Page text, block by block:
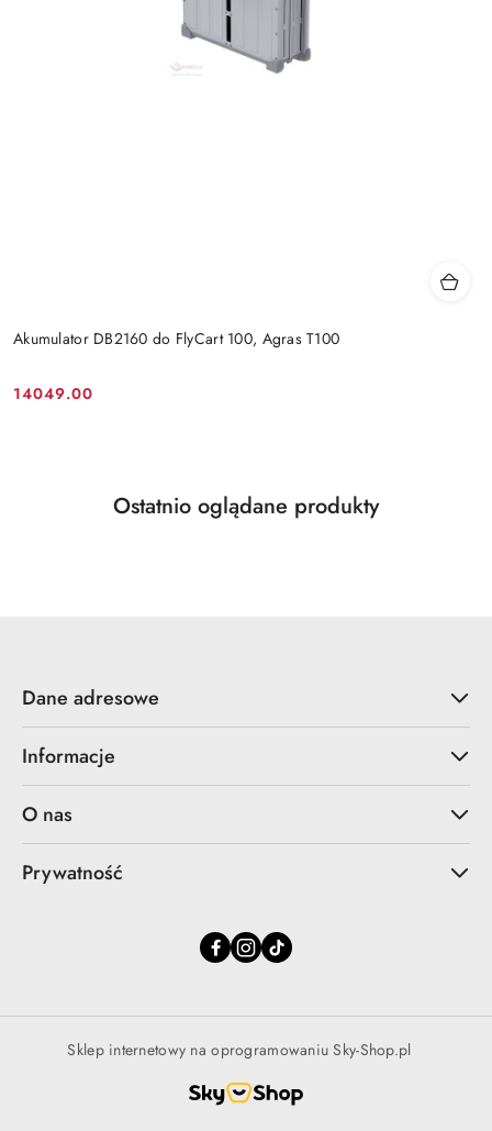
Akumulator DB2160 do FlyCart 100, Agras T100
Cena:
14049.00
Pomiń karuzelę produktów
Produkty
Ostatnio oglądane produkty
Dane adresowe
Informacje
O nas
Prywatność
Sklep internetowy na oprogramowaniu Sky-Shop.pl